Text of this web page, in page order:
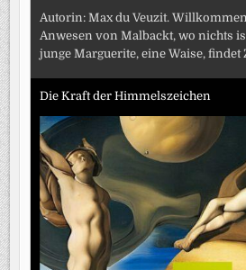
Autorin: Max du Veuzit.
Anwesen von Malbackt, wo nichts
junge Marguerite, eine Waise, findet
Die Kraft der Himmelszeichen